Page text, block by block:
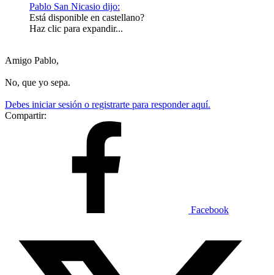
Pablo San Nicasio dijo:
Está disponible en castellano?
Haz clic para expandir...
Amigo Pablo,
No, que yo sepa.
Debes iniciar sesión o registrarte para responder aquí.
Compartir:
Facebook